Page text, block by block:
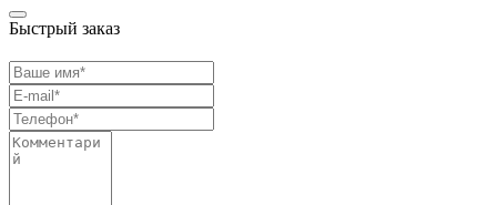
Быстрый заказ